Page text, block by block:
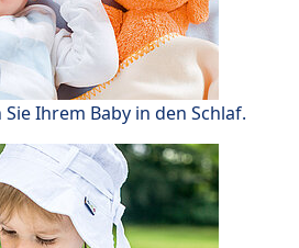
Ihrem Baby in den Schlaf.